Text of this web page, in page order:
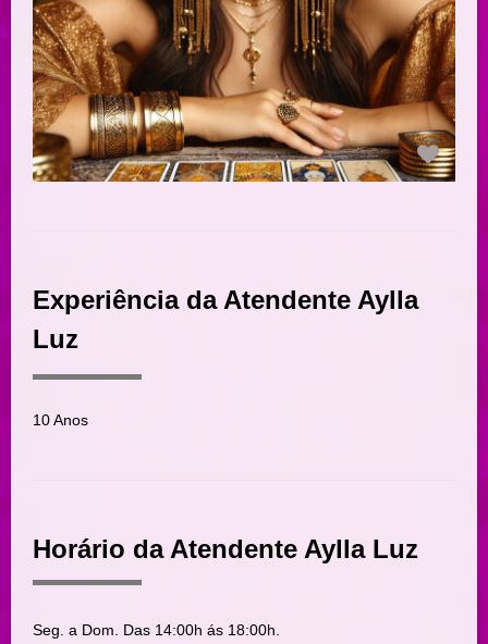
Experiência da Atendente Aylla
Luz
10 Anos
Horário da Atendente Aylla Luz
Seg. a Dom. Das 14:00h ás 18:00h.